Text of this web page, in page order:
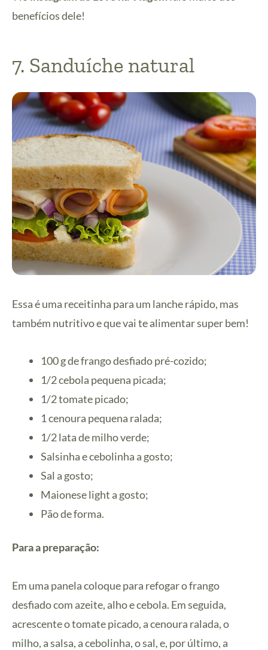
benefícios dele!
7. Sanduíche natural
Essa é uma receitinha para um lanche rápido, mas
também nutritivo e que vai te alimentar super bem!
100 g de frango desfiado pré-cozido;
1/2 cebola pequena picada;
1/2 tomate picado;
1 cenoura pequena ralada;
1/2 lata de milho verde;
Salsinha e cebolinha a gosto;
Sal a gosto;
Maionese light a gosto;
Pão de forma.
Para a preparação:
Em uma panela coloque para refogar o frango
desfiado com azeite, alho e cebola. Em seguida,
acrescente o tomate picado, a cenoura ralada, o
milho, a salsa, a cebolinha, o sal, e, por último, a